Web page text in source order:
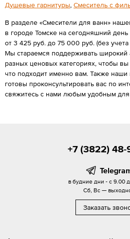
Душевые гарнитуры, Смеситель с
В разделе «Смесители для ванн»
в городе Томске на сегодняшний
от 3 425 руб. до 75 000 руб. (без учета
Мы стараемся поддерживать широкий
разных ценовых категориях, чтобы вы
что подходит именно вам. Также
готовы проконсультировать вас по
свяжитесь с нами любым удобным для
+7 (3822) 48-
в будние дни - с 9.00
Сб, Вс —
Заказать